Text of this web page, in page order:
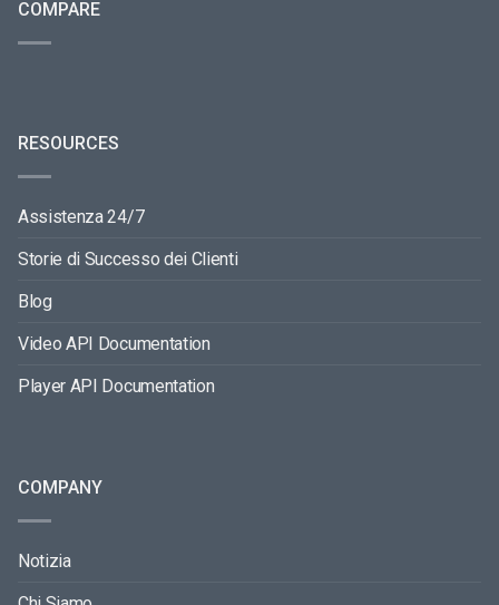
COMPARE
RESOURCES
Assistenza 24/7
Storie di Successo dei Clienti
Blog
Video API Documentation
Player API Documentation
COMPANY
Notizia